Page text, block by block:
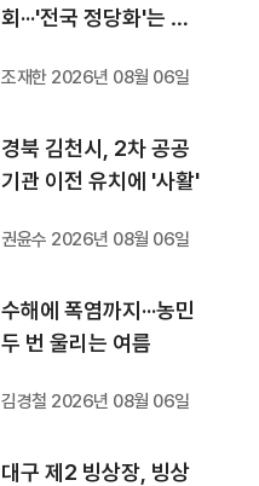
회···'전국 정당화'는 뒷
조재한 2026년 08월 06일
경북 김천시, 2차 공공
기관 이전 유치에 '사활'
권윤수 2026년 08월 06일
수해에 폭염까지···농민
두 번 울리는 여름
김경철 2026년 08월 06일
대구 제2 빙상장, 빙상